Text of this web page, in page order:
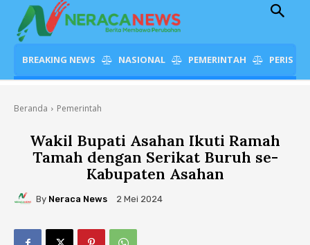
BREAKING NEWS NASIONAL PEMERINTAH
Beranda Pemerintah
Wakil Bupati Asahan Ikuti Ramah
Tamah dengan Serikat Buruh se-
Kabupaten Asahan
By Neraca News 2 Mei 2024